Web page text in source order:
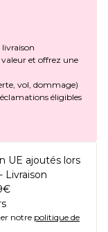
et offrez une
vol, dommage)
éligibles
UE ajoutés lors
Livraison
notre politique de